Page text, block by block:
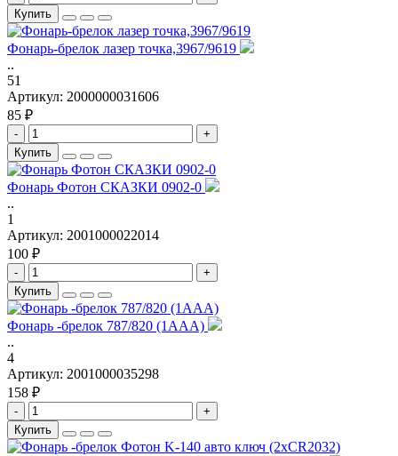
Купить
Фонарь-брелок лазер точка,3967/9619
..
51
Артикул: 2000000031606
85 ₽
-
+
Купить
Фонарь Фотон СКАЗКИ 0902-0
..
1
Артикул: 2001000022014
100 ₽
-
+
Купить
Фонарь -брелок 787/820 (1AAA)
..
4
Артикул: 2001000035298
158 ₽
-
+
Купить